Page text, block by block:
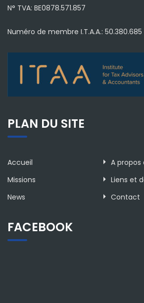
N° TVA: BE0878.571.857
Numéro de membre I.T.A.A.: 50.380.685
PLAN DU SITE
Accueil
A propos
Missions
Liens et
News
Contact
FACEBOOK